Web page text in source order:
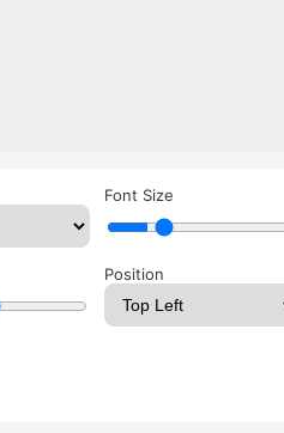
Font Size
Position